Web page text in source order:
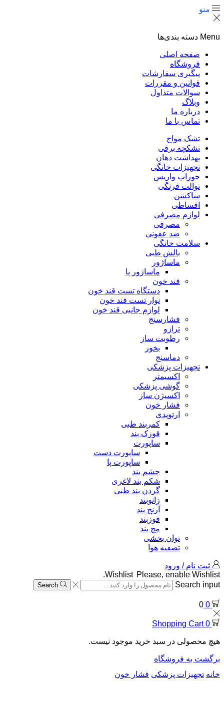
منو
Menu دسته بندی‌ها
صفحه اصلی
فروشگاه
پیگیری سفارشات
قوانین و مقررات
سوالات متداول
وبلاگ
درباره ما
تماس با ما
تشک مواج
تشکچه برقی
بهداشت دهان
تجهیزات خانگی
جوراب واریس
توالت فرنگی
ساکشن
اقساطی
لوازم مصرفی
مصرفی
ضد عفونی
سلامت خانگی
بالش طبی
ماساژور
ماساژور پا
قند خون
دستگاه تست قند خون
نوار تست قند خون
لوازم جانبی قند خون
فشارسنج
ترازو
رطوبت ساز
بخور
دماسنج
تجهیزات پزشکی
اکسیمتر
گوشی پزشکی
اکسیژن ساز
فشار خون
ارتوپدی
کمربند طبی
قوزک بند
ساپورت
ساپورت دست
ساپورت پا
چشم بند
شکم بند لاغری
گردن بند طبی
زانوبند
آرنج بند
قوزبند
مچ بند
توان بخشی
تصفیه هوا
ثبت نام / ورود
Wishlist Please, enable Wishlist.
Search input
Search
0
0
0
Shopping Cart
هیچ محصولی در سبد خرید موجود نیست.
برگشت به فروشگاه
خانه تجهیزات پزشکی فشار خون